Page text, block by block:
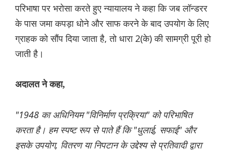
परिभाषा पर भरोसा करते हुए न्यायालय ने कहा कि जब लॉन्डरर
के पास जमा कपड़ा धोने और साफ करने के बाद उपयोग के लिए
ग्राहक को सौंप दिया जाता है, तो धारा 2(के) की सामग्री पूरी हो
जाती है।
अदालत ने कहा,
"1948 का अधिनियम "विनिर्माण प्रक्रिया" को परिभाषित
करता है। हम स्पष्ट रूप से पाते हैं कि "धुलाई, सफाई" और
इसके उपयोग, वितरण या निपटान के उद्देश्य से प्रतिवादी द्वारा